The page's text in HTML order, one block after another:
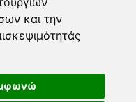
και την